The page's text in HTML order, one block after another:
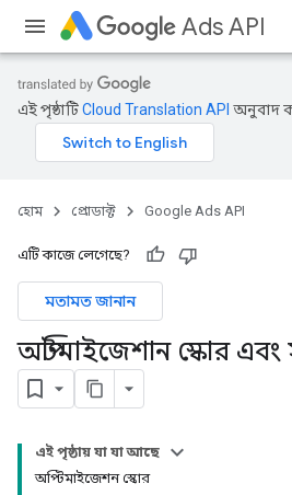
Ads API
এই পৃষ্ঠাটিCloud Translation API অনুবাদ
হোম প্রোডাক্ট Google Ads API
এটি কাজে লেগেছে?
মতামত জানান
অপ্টিমাইজেশান স্কোর
এই পৃষ্ঠায় যা যা আছে
অপ্টিমাইজেশন স্কোর